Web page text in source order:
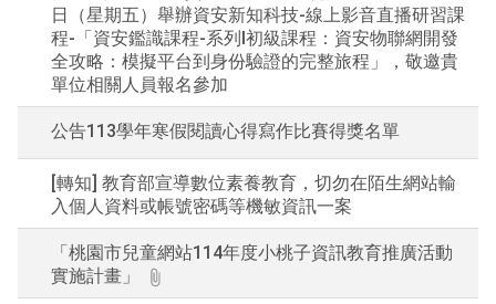
日（星期五）舉辦資安新知科技-線上影音直播研習課
程-「資安鑑識課程-系列Ⅰ初級課程：資安物聯網開發
全攻略：模擬平台到身份驗證的完整旅程」，敬邀貴
單位相關人員報名參加
公告113學年寒假閱讀心得寫作比賽得獎名單
[轉知] 教育部宣導數位素養教育，切勿在陌生網站輸
入個人資料或帳號密碼等機敏資訊一案
「桃園市兒童網站114年度小桃子資訊教育推廣活動
實施計畫」